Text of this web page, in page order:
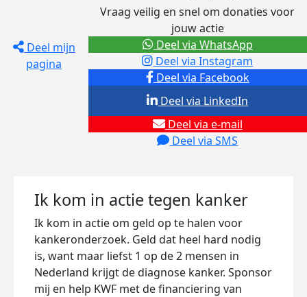
Deel mijn
pagina
Vraag veilig en snel om donaties voor
jouw actie
Deel via Facebook
Deel via Instagram
Deel via e-mail
Deel via SMS
Deel via LinkedIn
Deel via WhatsApp
Ik kom in actie tegen kanker
Ik kom in actie om geld op te halen voor
kankeronderzoek. Geld dat heel hard nodig
is, want maar liefst 1 op de 2 mensen in
Nederland krijgt de diagnose kanker. Sponsor
mij en help KWF met de financiering van